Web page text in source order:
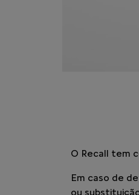
O Recall tem
Em caso de
ou